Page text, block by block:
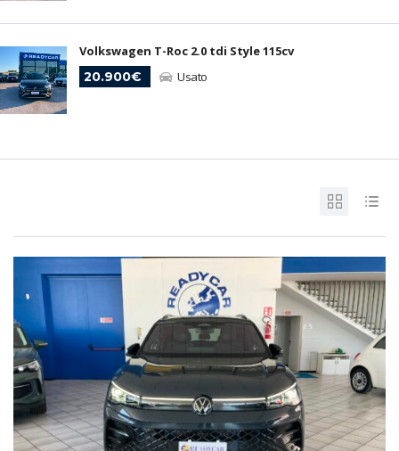
Volkswagen T-Roc 2.0 tdi Style 115cv
20.900€
Usato